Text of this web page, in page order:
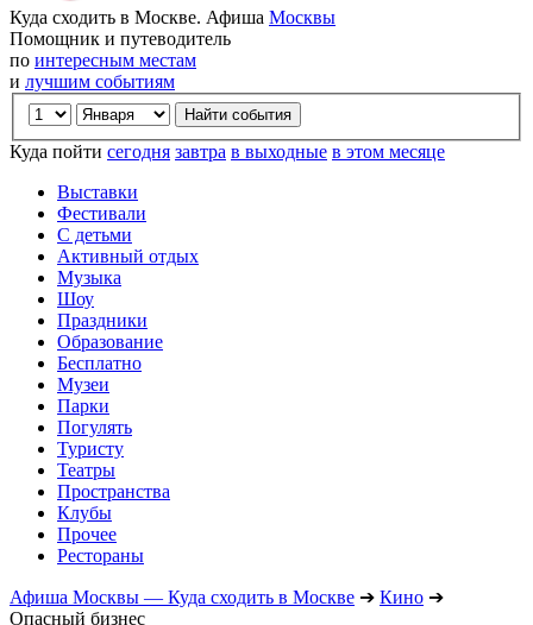
Куда сходить в Москве. Афиша Москвы
Помощник и путеводитель
по интересным местам
и лучшим событиям
Куда пойти сегодня завтра в выходные в этом месяце
Выставки
Фестивали
С детьми
Активный отдых
Музыка
Шоу
Праздники
Образование
Бесплатно
Музеи
Парки
Погулять
Туристу
Театры
Пространства
Клубы
Прочее
Рестораны
Афиша Москвы — Куда сходить в Москве ➔ Кино ➔
Опасный бизнес